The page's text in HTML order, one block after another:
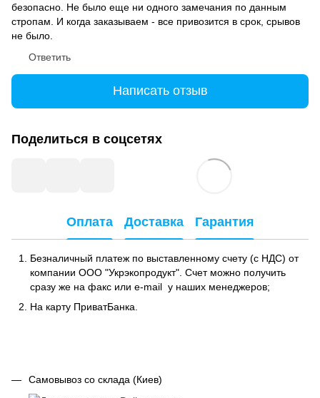
безопасно. Не было еще ни одного замечания по данным
стропам. И когда заказываем - все привозится в срок, срывов
не было.
Ответить
Написать отзыв
Поделиться в соцсетях
Оплата Доставка Гарантия
Безналичный платеж по выставленному счету (с НДС) от
компании ООО "Укрэкопродукт". Счет можно получить
сразу же на факс или e-mail у наших менеджеров;
На карту ПриватБанка.
Самовывоз со склада (Киев)